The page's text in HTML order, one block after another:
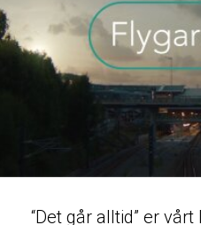
“Det går alltid” er